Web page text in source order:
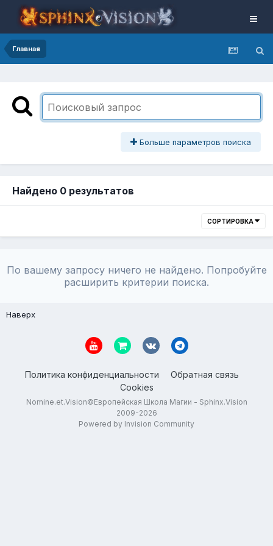
Главная
Больше параметров поиска
Найдено 0 результатов
СОРТИРОВКА
По вашему запросу ничего не найдено. Попробуйте
расширить критерии поиска.
Наверх
Политика конфиденциальности
Обратная связь
Cookies
Nomine.et.Vision©Европейская Школа Магии - Sphinx.Vision
2009-2026
Powered by Invision Community